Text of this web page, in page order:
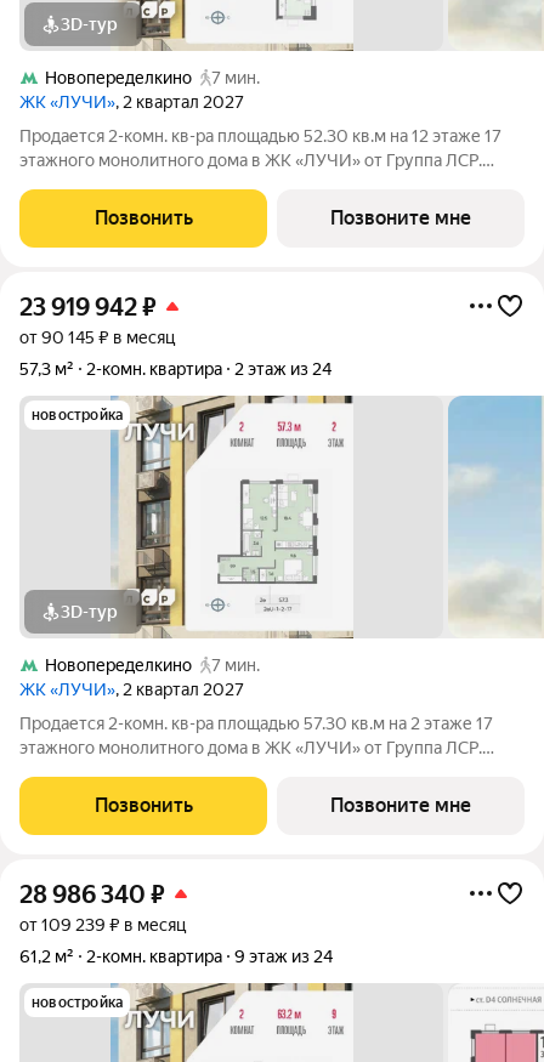
3D-тур
Новопеределкино
7 мин.
ЖК «ЛУЧИ», 2 квартал 2027
Продается 2-комн. кв-ра площадью 52.30 кв.м на 12 этаже 17
этажного монолитного дома в ЖК «ЛУЧИ» от Группа ЛСР.
самых зелёных и благоприятных для жизни районов столицы
Солнцево, который
Позвонить Позвоните мне
23 919 942₽
от 90 145 ₽ в месяц
57,3 м²
2-комн. квартира 2 этаж из 24
новостройка
3D-тур
Новопеределкино
7 мин.
ЖК «ЛУЧИ», 2 квартал 2027
Продается 2-комн. кв-ра площадью 57.30 кв.м на 2 этаже 17
этажного монолитного дома в ЖК «ЛУЧИ» от Группа ЛСР.
самых зелёных и благоприятных для жизни районов столицы
Солнцево, который
Позвонить Позвоните мне
28 986 340 ₽
от 109 239 ₽ в месяц
61,2 м²
2-комн. квартира 9 этаж из 24
новостройка